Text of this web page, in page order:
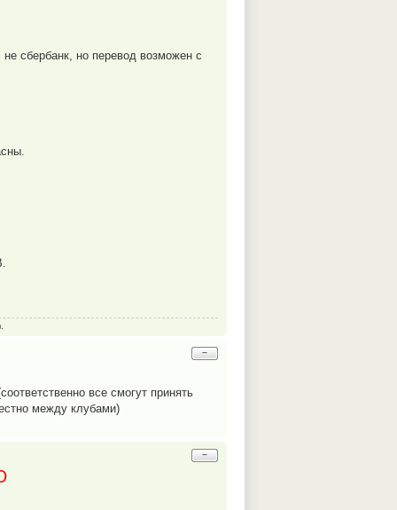
сбербанк, но перевод возможен с
−
все смогут принять
между клубами)
−